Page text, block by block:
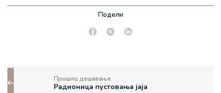
Подели
Прошло дешавање
Радионица пустовања јаја